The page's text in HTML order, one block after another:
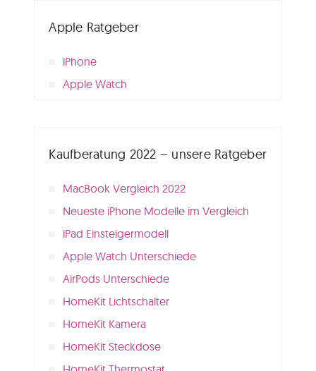
Apple Ratgeber
iPhone
Apple Watch
Kaufberatung 2022 – unsere Ratgeber
MacBook Vergleich 2022
Neueste iPhone Modelle im Vergleich
iPad Einsteigermodell
Apple Watch Unterschiede
AirPods Unterschiede
HomeKit Lichtschalter
HomeKit Kamera
HomeKit Steckdose